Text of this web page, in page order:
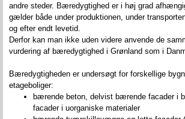
andre steder. Bæredygtighed er i høj grad
gælder både under produktionen, under
og efter endt levetid.
Derfor kan man ikke uden videre anvende de
vurdering af bæredygtighed i Grønland som i
Bæredygtigheden er undersøgt for forskellige
etageboliger:
bærende beton, delvist bærende facader i
facader i uorganiske materialer